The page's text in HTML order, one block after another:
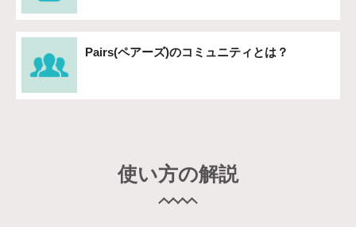
Pairs(ペアーズ)のコミュニティとは？
使い方の解説